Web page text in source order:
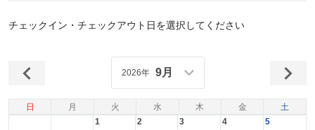
チェックイン・チェックアウト日を選択してください
日 月 火 水 木 金 土
2026年 9月
1 2 3 4 5